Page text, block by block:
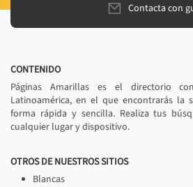
Contacta con
CONTENIDO
Páginas Amarillas es el directorio
Latinoamérica, en el que encontrarás la
forma rápida y sencilla. Realiza tus
cualquier lugar y dispositivo.
OTROS DE NUESTROS SITIOS
Blancas